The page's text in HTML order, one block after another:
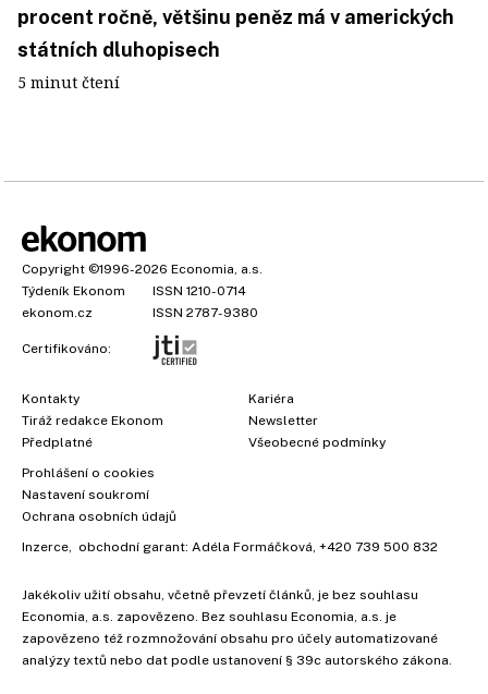
procent ročně, většinu peněz má v amerických
státních dluhopisech
5 minut čtení
Copyright ©1996-2026 Economia, a.s.
Týdeník Ekonom
ISSN 1210-0714
ekonom.cz
ISSN 2787-9380
Certifikováno:
Kontakty
Tiráž redakce Ekonom
Předplatné
Kariéra
Newsletter
Všeobecné podmínky
Prohlášení o cookies
Nastavení soukromí
Ochrana osobních údajů
Inzerce , obchodní garant: Adéla Formáčková +420 739 500 832
Jakékoliv užití obsahu, včetně převzetí článků, je bez souhlasu
Economia, a.s. zapovězeno. Bez souhlasu Economia, a.s. je
zapovězeno též rozmnožování obsahu pro účely automatizované
analýzy textů nebo dat podle ustanovení § 39c autorského zákona.